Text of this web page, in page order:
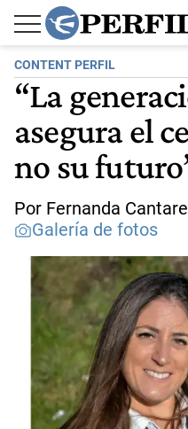
CONTENT PERFIL
“La
asegura el
no su
Por Fernanda
Galería de fotos